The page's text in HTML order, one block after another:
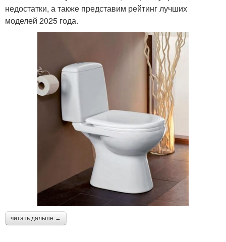
недостатки, а также представим рейтинг лучших
моделей 2025 года.
читать дальше →